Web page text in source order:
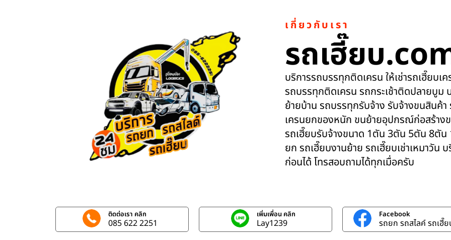
เกี่ยวกับเรา
รถเฮี๊ยบ
บริการรถบรรทุกติดเครน ให้เช่ารถเฮี๊ยบเ
รถบรรทุกติดเครน รถกระเช้าติดปลายบู
ย้ายบ้าน รถบรรทุกรับจ้าง รับจ้างขนสินค้
เครนยกของหนัก ขนย้ายอุปกรณ์ก่อสร้าง
รถเฮี๊ยบรับจ้างขนาด 1ตัน 3ตัน 5ตัน 8ตั
ยก รถเฮี๊ยบงานย้าย รถเฮี๊ยบเช่าเหมาวัน
ก่อนได้ โทรสอบถามได้ทุกเมื่อครับ
ติดต่อเรา คลิก
085 622 2251
เพิ่มเพื่อน คลิก
Lay1239
Facebook
รถยก รถสไลค์ รถเฮี๊ย